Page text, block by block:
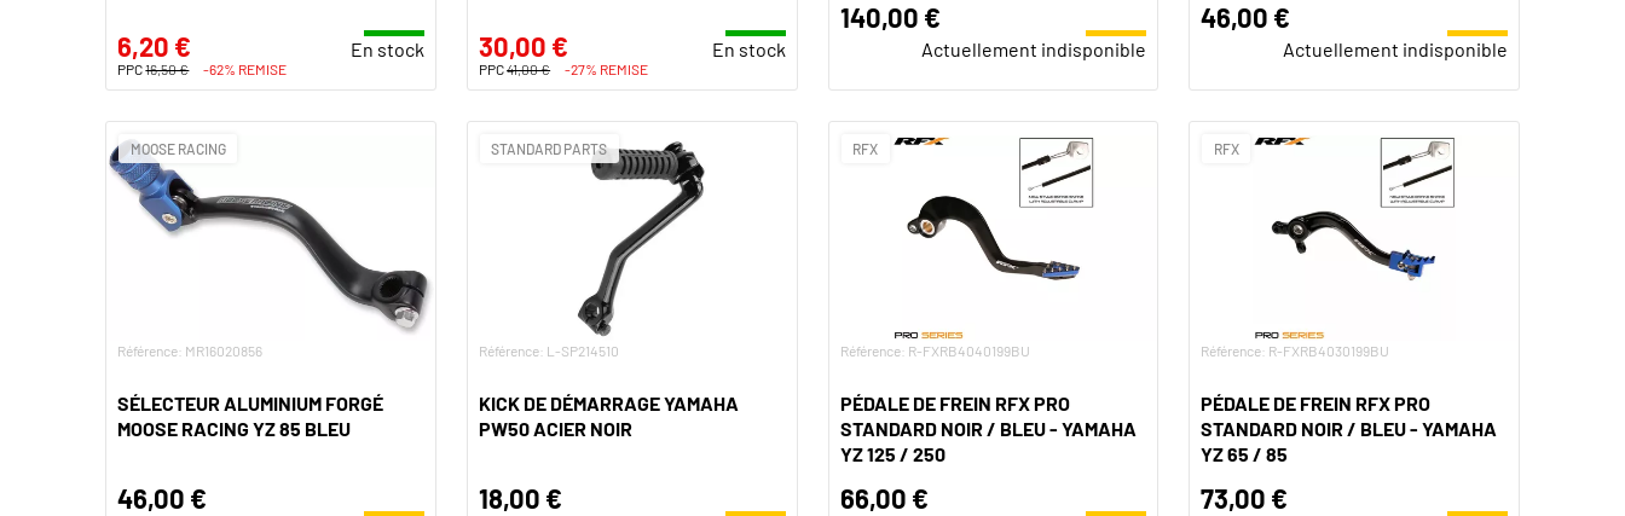
6,20 € En stock
PPC16,50 € -62% REMISE
30,00 € En stock
PPC41,00 € -27% REMISE
140,00 €
Actuellement indisponible
46,00 €
Actuellement indisponible
MOOSE RACING
Référence: MR16020856
SÉLECTEUR ALUMINIUM FORGÉ
MOOSE RACING YZ 85 BLEU
46,00 €
STANDARD PARTS
Référence: L-SP214510
KICK DE DÉMARRAGE YAMAHA
PW50 ACIER NOIR
18,00 €
RFX
Référence: R-FXRB4040199BU
PÉDALE DE FREIN RFX PRO
STANDARD NOIR / BLEU - YAMAHA
YZ 125 / 250
66,00 €
RFX
Référence: R-FXRB4030199BU
PÉDALE DE FREIN RFX PRO
STANDARD NOIR / BLEU - YAMAHA
YZ 65 / 85
73,00 €